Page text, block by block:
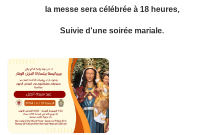
la messe sera célébrée à 18 heures,
Suivie d'une soirée mariale.